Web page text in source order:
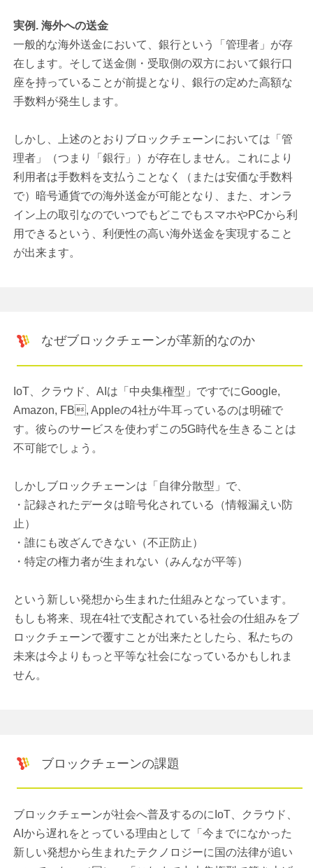
実例. 海外への送金
一般的な海外送金において、銀行という「管理者」が存
在します。そして送金側・受取側の双方において銀行口
座を持っていることが前提となり、銀行の定めた高額な
手数料が発生します。
しかし、上述のとおりブロックチェーンにおいては「管
理者」（つまり「銀行」）が存在しません。これにより
利用者は手数料を支払うことなく（または安価な手数料
で）暗号通貨での海外送金が可能となり、また、オンラ
イン上の取引なのでいつでもどこでもスマホやPCから利
用できるという、利便性の高い海外送金を実現すること
が出来ます。
なぜブロックチェーンが革新的なのか
IoT、クラウド、AIは「中央集権型」ですでにGoogle,
Amazon, FB, Appleの4社が牛耳っているのは明確で
す。彼らのサービスを使わずこの5G時代を生きることは
不可能でしょう。
しかしブロックチェーンは「自律分散型」で、
・記録されたデータは暗号化されている（情報漏えい防
止）
・誰にも改ざんできない（不正防止）
・特定の権力者が生まれない（みんなが平等）
という新しい発想から生まれた仕組みとなっています。
もしも将来、現在4社で支配されている社会の仕組みをブ
ロックチェーンで覆すことが出来たとしたら、私たちの
未来は今よりもっと平等な社会になっているかもしれま
せん。
ブロックチェーンの課題
ブロックチェーンが社会へ普及するのにIoT、クラウド、
AIから遅れをとっている理由として「今までになかった
新しい発想から生まれたテクノロジーに国の法律が追い